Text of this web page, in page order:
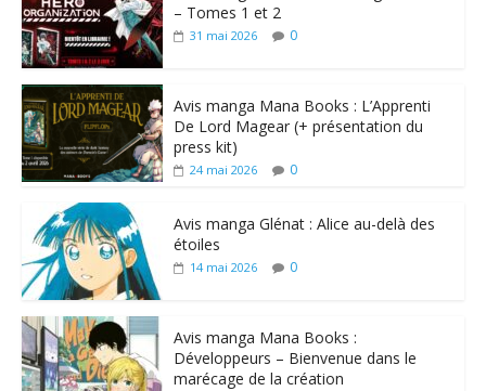
– Tomes 1 et 2
31 mai 2026 0
Avis manga Mana Books : L’Apprenti
De Lord Magear (+ présentation du
press kit)
24 mai 2026 0
Avis manga Glénat : Alice au-delà des
étoiles
14 mai 2026 0
Avis manga Mana Books :
Développeurs – Bienvenue dans le
marécage de la création